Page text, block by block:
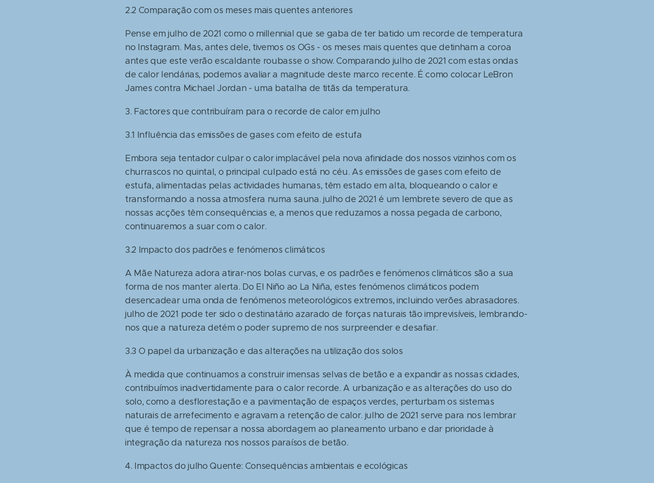
2.2 Comparação com os meses mais quentes anteriores
Pense em julho de 2021 como o millennial que se gaba de ter batido um recorde de temperatura
no Instagram. Mas, antes dele, tivemos os OGs - os meses mais quentes que detinham a coroa
antes que este verão escaldante roubasse o show. Comparando julho de 2021 com estas ondas
de calor lendárias, podemos avaliar a magnitude deste marco recente. É como colocar LeBron
James contra Michael Jordan - uma batalha de titãs da temperatura.
3. Factores que contribuíram para o recorde de calor em julho
3.1 Influência das emissões de gases com efeito de estufa
Embora seja tentador culpar o calor implacável pela nova afinidade dos nossos vizinhos com os
churrascos no quintal, o principal culpado está no céu. As emissões de gases com efeito de
estufa, alimentadas pelas actividades humanas, têm estado em alta, bloqueando o calor e
transformando a nossa atmosfera numa sauna. julho de 2021 é um lembrete severo de que as
nossas acções têm consequências e, a menos que reduzamos a nossa pegada de carbono,
continuaremos a suar com o calor.
3.2 Impacto dos padrões e fenómenos climáticos
A Mãe Natureza adora atirar-nos bolas curvas, e os padrões e fenómenos climáticos são a sua
forma de nos manter alerta. Do El Niño ao La Niña, estes fenómenos climáticos podem
desencadear uma onda de fenómenos meteorológicos extremos, incluindo verões abrasadores.
julho de 2021 pode ter sido o destinatário azarado de forças naturais tão imprevisíveis, lembrando-
nos que a natureza detém o poder supremo de nos surpreender e desafiar.
3.3 O papel da urbanização e das alterações na utilização dos solos
À medida que continuamos a construir imensas selvas de betão e a expandir as nossas cidades,
contribuímos inadvertidamente para o calor recorde. A urbanização e as alterações do uso do
solo, como a desflorestação e a pavimentação de espaços verdes, perturbam os sistemas
naturais de arrefecimento e agravam a retenção de calor. julho de 2021 serve para nos lembrar
que é tempo de repensar a nossa abordagem ao planeamento urbano e dar prioridade à
integração da natureza nos nossos paraísos de betão.
4. Impactos do julho Quente: Consequências ambientais e ecológicas